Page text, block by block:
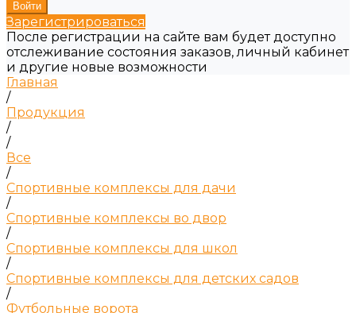
Зарегистрироваться
После регистрации на сайте вам будет доступно
отслеживание состояния заказов, личный кабинет
и другие новые возможности
Главная
/
Продукция
/
/
Все
/
Спортивные комплексы для дачи
/
Спортивные комплексы во двор
/
Спортивные комплексы для школ
/
Спортивные комплексы для детских садов
/
Футбольные ворота